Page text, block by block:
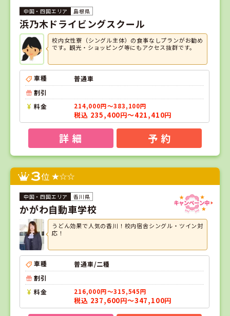
島根県
浜乃木ドライビングスクール
校内女性寮（シングル主体）の食事なしプランがお勧め
です。観光・ショッピング等にもアクセス抜群です。
車種
普通車
割引
料金
214,000円～383,100円
税込 235,400円～421,410円
詳 細 予 約
3位
香川県
かがわ自動車学校
うどん効果で人気の香川！校内宿舎シングル・ツイン対
応！
車種
普通車/二種
割引
料金
216,000円～315,545円
税込 237,600円～347,100円